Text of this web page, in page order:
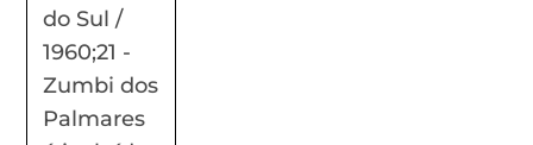
do Sul /
1960;21 -
Zumbi dos
Palmares